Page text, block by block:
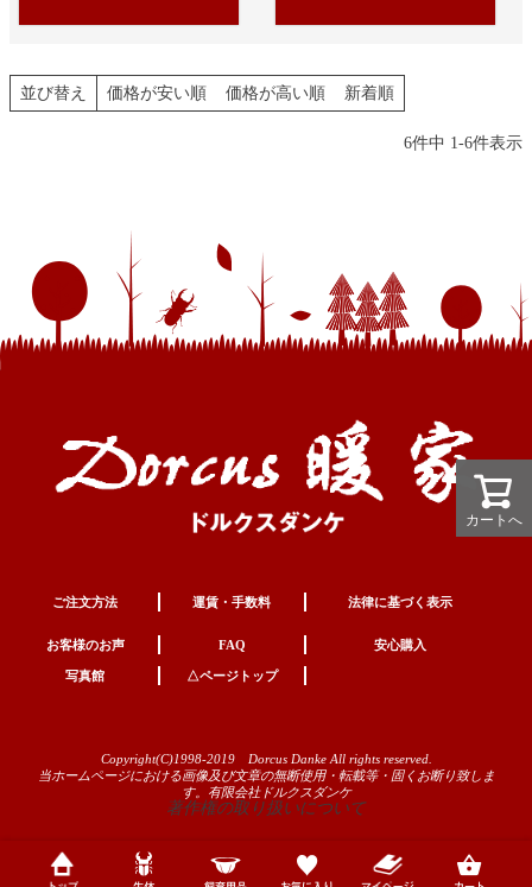
並び替え 価格が安い順 価格が高い順 新着順
6件中 1 -6件表示
カートへ
ご注文方法 運賃・手数料 法律に基づく表示
お客様のお声 FAQ 安心購入
写真館 △ページトップ
Copyright(C)1998-2019 Dorcus Danke All rights reserved.
当ホームページにおける画像及び文章の無断使用・転載等・固くお断り致しま
す。有限会社ドルクスダンケ
著作権の取り扱いについて
カートへ